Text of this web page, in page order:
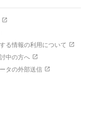
る情報の利用について
中の方へ
タの外部送信